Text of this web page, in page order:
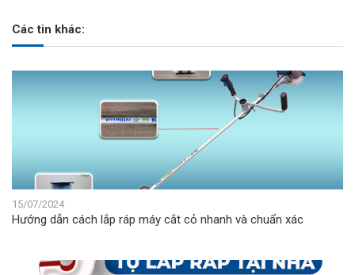
Các tin khác:
15/07/2024
Hướng dẫn cách lắp ráp máy cắt cỏ nhanh và chuẩn xác